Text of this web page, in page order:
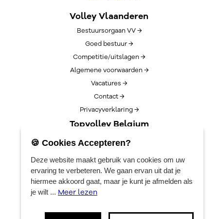
Volley Vlaanderen
Bestuursorgaan VV →
Goed bestuur →
Competitie/uitslagen →
Algemene voorwaarden →
Vacatures →
Contact →
Privacyverklaring →
Topvolley Belgium
Over TopVolleyBelgium →
Lotto Cup Finals →
EuroVolleyCenter
Boekingen →
🍪 Cookies Accepteren?
Deze website maakt gebruik van cookies om uw
ervaring te verbeteren. We gaan ervan uit dat je
hiermee akkoord gaat, maar je kunt je afmelden als
je wilt ... Meer lezen